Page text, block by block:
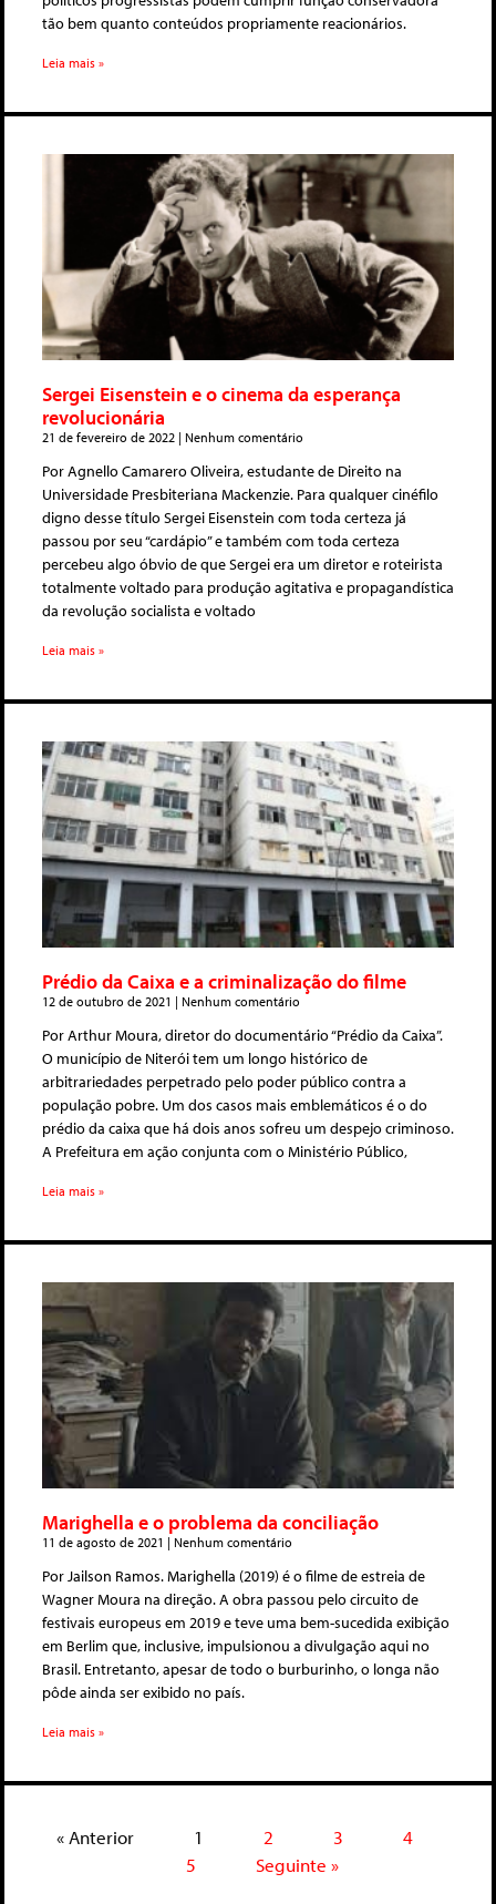
tão bem quanto conteúdos propriamente reacionários.
Leia mais »
Sergei Eisenstein e o cinema da esperança
revolucionária
21 de fevereiro de 2022 Nenhum comentário
Por Agnello Camarero Oliveira, estudante de Direito na
Universidade Presbiteriana Mackenzie. Para qualquer cinéfilo
digno desse título Sergei Eisenstein com toda certeza já
passou por seu “cardápio” e também com toda certeza
percebeu algo óbvio de que Sergei era um diretor e roteirista
totalmente voltado para produção agitativa e propagandística
da revolução socialista e voltado
Leia mais »
Prédio da Caixa e a criminalização do filme
12 de outubro de 2021 Nenhum comentário
Por Arthur Moura, diretor do documentário “Prédio da Caixa”.
O município de Niterói tem um longo histórico de
arbitrariedades perpetrado pelo poder público contra a
população pobre. Um dos casos mais emblemáticos é o do
prédio da caixa que há dois anos sofreu um despejo criminoso.
A Prefeitura em ação conjunta com o Ministério Público,
Leia mais »
Marighella e o problema da conciliação
11 de agosto de 2021 Nenhum comentário
Por Jailson Ramos. Marighella (2019) é o filme de estreia de
Wagner Moura na direção. A obra passou pelo circuito de
festivais europeus em 2019 e teve uma bem-sucedida exibição
em Berlim que, inclusive, impulsionou a divulgação aqui no
Brasil. Entretanto, apesar de todo o burburinho, o longa não
pôde ainda ser exibido no país.
Leia mais »
« Anterior 1 2 3
4
5
Seguinte »